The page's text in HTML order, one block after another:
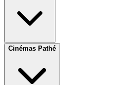
Cinémas Pathé